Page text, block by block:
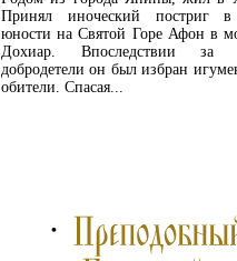
Принял иноческий постриг
юности на Святой Горе Афон в
Дохиар. Впоследствии за
добродетели он был избран
обители. Спасая...